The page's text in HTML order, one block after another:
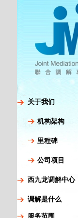
关于我们
机构架构
里程碑
公司项目
西九龙调解中心
调解是什么